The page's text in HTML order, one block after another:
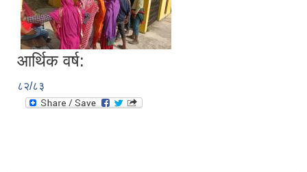
आर्थिक वर्ष:
८२/८३